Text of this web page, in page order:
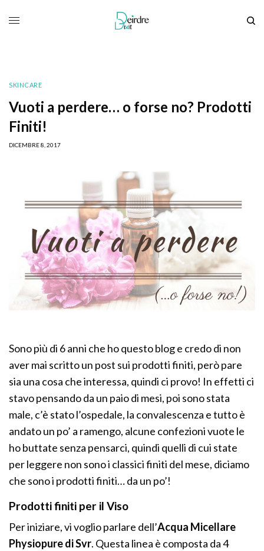
SKINCARE
Vuoti a perdere… o forse no? Prodotti
Finiti!
DICEMBRE 8, 2017
Sono più di 6 anni che ho questo blog e credo di non
aver mai scritto un post sui prodotti finiti, però pare
sia una cosa che interessa, quindi ci provo! In effetti ci
stavo pensando da un paio di mesi, poi sono stata
male, c’è stato l’ospedale, la convalescenza e tutto è
andato un po’ a ramengo, alcune confezioni vuote le
ho buttate senza pensarci, quindi quelli di cui state
per leggere non sono i classici finiti del mese, diciamo
che sono i prodotti finiti… da un po’!
Prodotti finiti per il Viso
Per iniziare, vi voglio parlare dell’Acqua Micellare
Physiopure di Svr. Questa linea è composta da 4